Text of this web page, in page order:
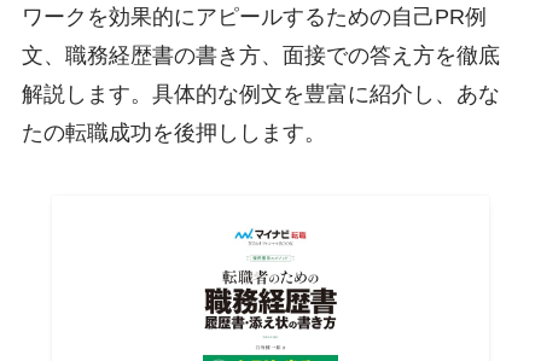
ワークを効果的にアピールするための自己PR例
文、職務経歴書の書き方、面接での答え方を徹底
解説します。具体的な例文を豊富に紹介し、あな
たの転職成功を後押しします。